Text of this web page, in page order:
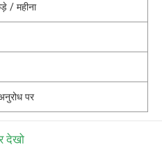
/ महीना
पर
देखो